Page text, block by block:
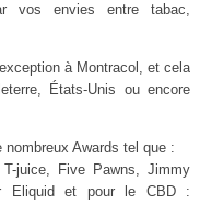
vos envies entre tabac,
à Montracol, et cela
États-Unis ou encore
nombreux Awards tel que :
juice, Five Pawns, Jimmy
Eliquid et pour le CBD :